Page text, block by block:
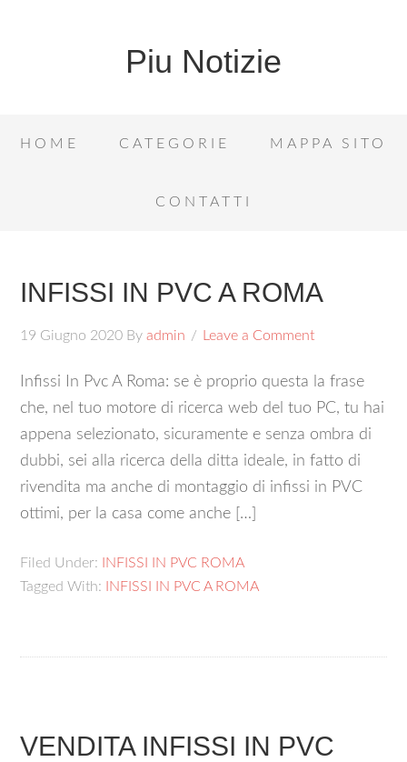
Piu Notizie
HOME CATEGORIE MAPPA SITO
CONTATTI
INFISSI IN PVC A ROMA
19 Giugno 2020 Byadmin Leave a Comment
Infissi In Pvc A Roma: se è proprio questa la frase
che, nel tuo motore di ricerca web del tuo PC, tu hai
appena selezionato, sicuramente e senza ombra di
dubbi, sei alla ricerca della ditta ideale, in fatto di
rivendita ma anche di montaggio di infissi in PVC
ottimi, per la casa come anche […]
Filed Under:
INFISSI IN PVC ROMA
Tagged With:
INFISSI IN PVC A ROMA
VENDITA INFISSI IN PVC